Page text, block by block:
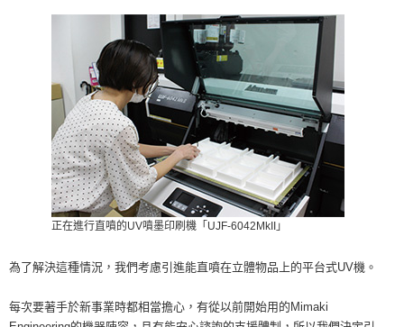
正在進行直噴的UV噴墨印刷機「UJF-6042MkII」
為了解決這種情況，我們考慮引進能直噴在立體物品上的平台式UV機。
每次要著手於新事業時都相當擔心，有從以前開始用的Mimaki